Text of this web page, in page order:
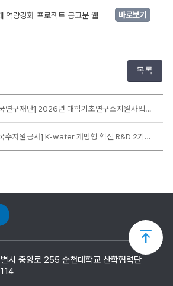
역량강화 프로젝트 공고문 웹
바로보기
목록
구재단] 2026년 대학기초연구소지원사업(G-LAMP) 신규 공모 안내
자원공사] K-water 개방형 혁신 R&D 2기 2차 연구과제 공모 안내
시 중앙로 255 순천대학교 산학협력단
상